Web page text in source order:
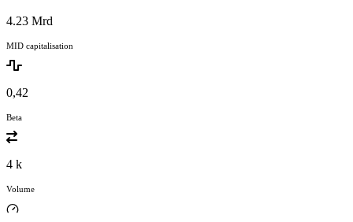
4.23 Mrd
MID capitalisation
0,42
Beta
4 k
Volume